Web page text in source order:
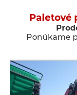
Paletové
Ponúkame